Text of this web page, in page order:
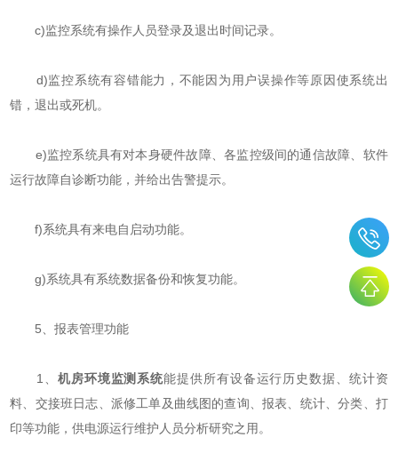
c)监控系统有操作人员登录及退出时间记录。
d)监控系统有容错能力，不能因为用户误操作等原因使系统出
错，退出或死机。
e)监控系统具有对本身硬件故障、各监控级间的通信故障、软件
运行故障自诊断功能，并给出告警提示。
f)系统具有来电自启动功能。
g)系统具有系统数据备份和恢复功能。
5、报表管理功能
1、 机房环境监测系统能提供所有设备运行历史数据、统计资
料、交接班日志、派修工单及曲线图的查询、报表、统计、分类、打
印等功能，供电源运行维护人员分析研究之用。